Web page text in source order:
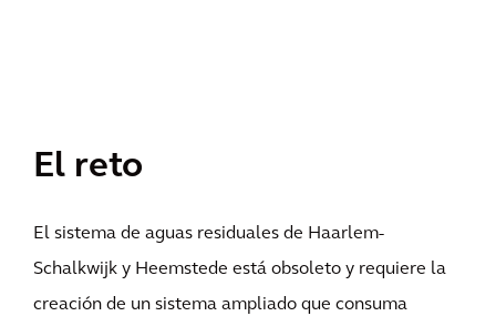
El reto
El sistema de aguas residuales de Haarlem-
Schalkwijk y Heemstede está obsoleto y requiere la
creación de un sistema ampliado que consuma